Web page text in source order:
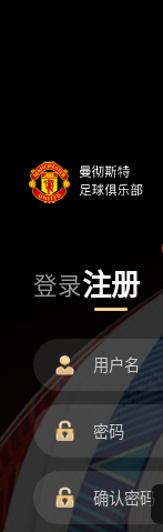
登录注册